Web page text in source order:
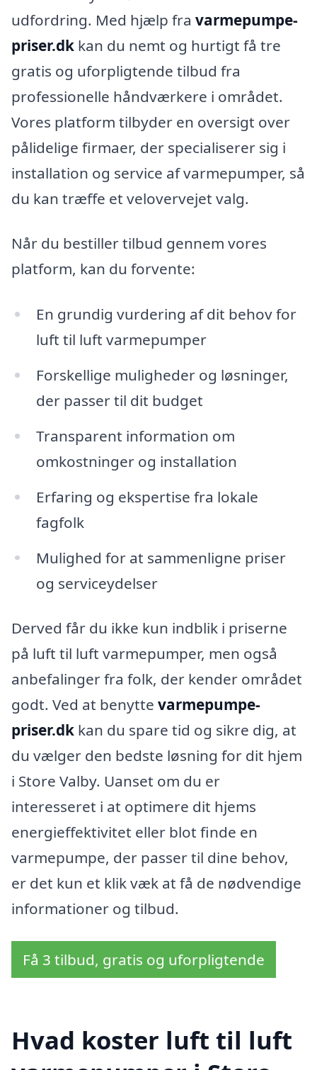
udfordring. Med hjælp fra varmepumpe-
priser.dk kan du nemt og hurtigt få tre
gratis og uforpligtende tilbud fra
professionelle håndværkere i området.
Vores platform tilbyder en oversigt over
pålidelige firmaer, der specialiserer sig i
installation og service af varmepumper, så
du kan træffe et velovervejet valg.
Når du bestiller tilbud gennem vores
platform, kan du forvente:
En grundig vurdering af dit behov for
luft til luft varmepumper
Forskellige muligheder og løsninger,
der passer til dit budget
Transparent information om
omkostninger og installation
Erfaring og ekspertise fra lokale
fagfolk
Mulighed for at sammenligne priser
og serviceydelser
Derved får du ikke kun indblik i priserne
på luft til luft varmepumper, men også
anbefalinger fra folk, der kender området
godt. Ved at benytte varmepumpe-
priser.dk kan du spare tid og sikre dig, at
du vælger den bedste løsning for dit hjem
i Store Valby. Uanset om du er
interesseret i at optimere dit hjems
energieffektivitet eller blot finde en
varmepumpe, der passer til dine behov,
er det kun et klik væk at få de nødvendige
informationer og tilbud.
Få 3 tilbud, gratis og uforpligtende
Hvad koster luft til luft